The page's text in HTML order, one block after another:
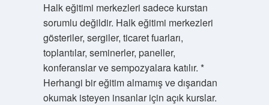
Halk eğitimi merkezleri sadece kurstan
sorumlu değildir. Halk eğitimi merkezleri
gösteriler, sergiler, ticaret fuarları,
toplantılar, seminerler, paneller,
konferanslar ve sempozyalara katılır. *
Herhangi bir eğitim almamış ve dışarıdan
okumak isteyen insanlar için açık kurslar.